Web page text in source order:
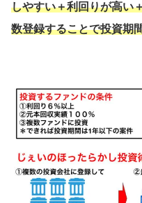
しやすい＋利回りが高い
数登録することで投資期